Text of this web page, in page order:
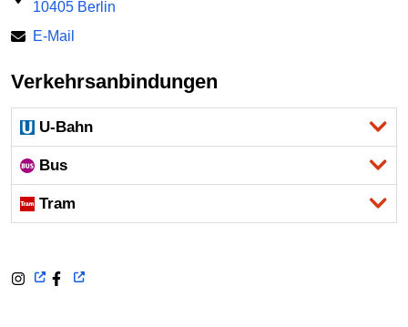
10405 Berlin
E-Mail
Verkehrsanbindungen
U-Bahn
Bus
Tram